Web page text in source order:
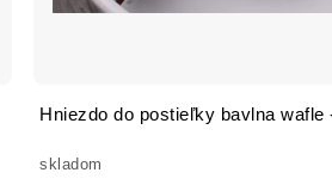
Hniezdo do postieľky bavlna wafle
skladom